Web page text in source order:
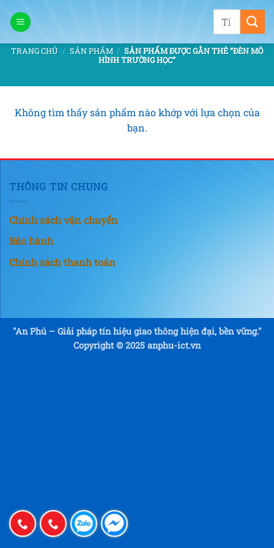
qua
dung
Tìm
TRANG CHỦ / SẢN PHẨM / SẢN PHẨM ĐƯỢC GẮN THẺ “ĐÈN MÔ
HÌNH TRƯỜNG HỌC”
Không tìm thấy sản phẩm nào khớp với lựa chọn của
bạn.
THÔNG TIN CHUNG
Chính sách vận chuyển
Bảo hành
Chính sách thanh toán
"An Phú – Giải pháp tín hiệu giao thông hiện đại, bền vững."
Copyright © 2025 anphu-ict.vn